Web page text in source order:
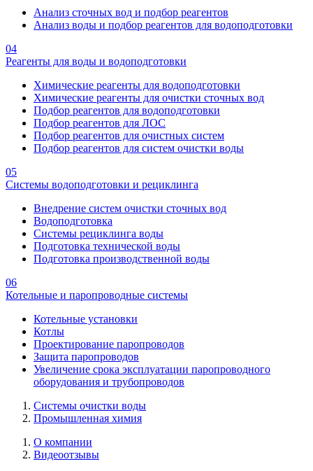
Анализ сточных вод и подбор реагентов
Анализ воды и подбор реагентов для водоподготовки
04
Реагенты для воды и водоподготовки
Химические реагенты для водоподготовки
Химические реагенты для очистки сточных вод
Подбор реагентов для водоподготовки
Подбор реагентов для ЛОС
Подбор реагентов для очистных систем
Подбор реагентов для систем очистки воды
05
Системы водоподготовки и рециклинга
Внедрение систем очистки сточных вод
Водоподготовка
Системы рециклинга воды
Подготовка технической воды
Подготовка производственной воды
06
Котельные и паропроводные системы
Котельные установки
Котлы
Проектирование паропроводов
Защита паропроводов
Увеличение срока эксплуатации паропроводного
оборудования и трубопроводов
Системы очистки воды
Промышленная химия
О компании
Видеоотзывы